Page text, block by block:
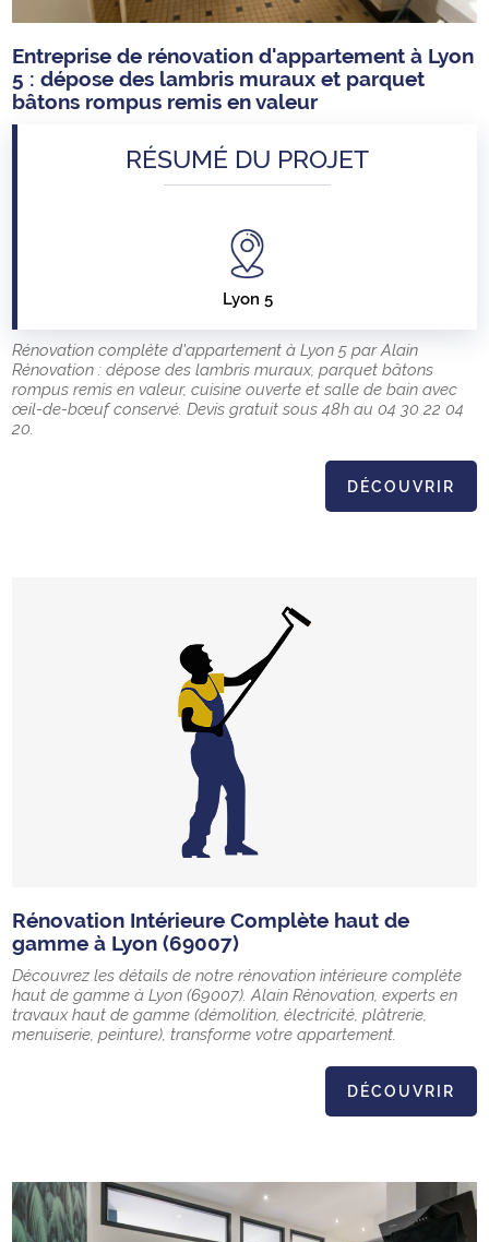
Entreprise de rénovation d'appartement à Lyon
5 : dépose des lambris muraux et parquet
bâtons rompus remis en valeur
RÉSUMÉ DU PROJET
Lyon 5
Rénovation complète d'appartement à Lyon 5 par Alain
Rénovation : dépose des lambris muraux, parquet bâtons
rompus remis en valeur, cuisine ouverte et salle de bain avec
œil-de-bœuf conservé. Devis gratuit sous 48h au 04 30 22 04
20.
DÉCOUVRIR
Rénovation Intérieure Complète haut de
gamme à Lyon (69007)
Découvrez les détails de notre rénovation intérieure complète
haut de gamme à Lyon (69007). Alain Rénovation, experts en
travaux haut de gamme (démolition, électricité, plâtrerie,
menuiserie, peinture), transforme votre appartement.
DÉCOUVRIR